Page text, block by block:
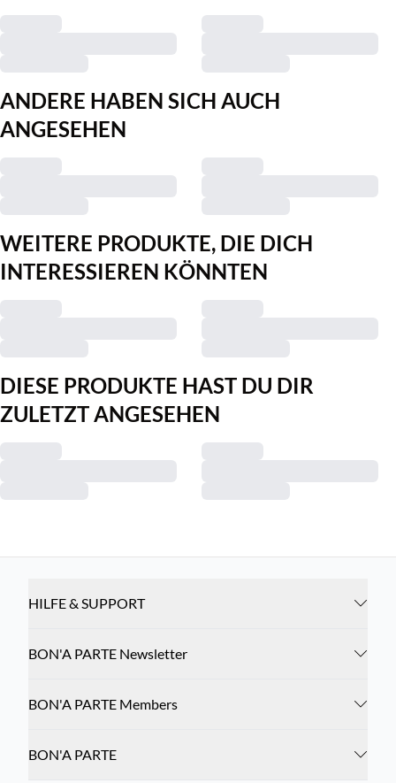
ANDERE HABEN SICH AUCH
ANGESEHEN
WEITERE PRODUKTE, DIE DICH
INTERESSIEREN KÖNNTEN
DIESE PRODUKTE HAST DU DIR
ZULETZT ANGESEHEN
HILFE & SUPPORT
BON'A PARTE Newsletter
BON'A PARTE Members
BON'A PARTE